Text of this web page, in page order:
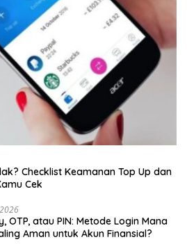
Checklist Keamanan Top Up dan
Cek
OTP, atau PIN: Metode Login Mana
Aman untuk Akun Finansial?